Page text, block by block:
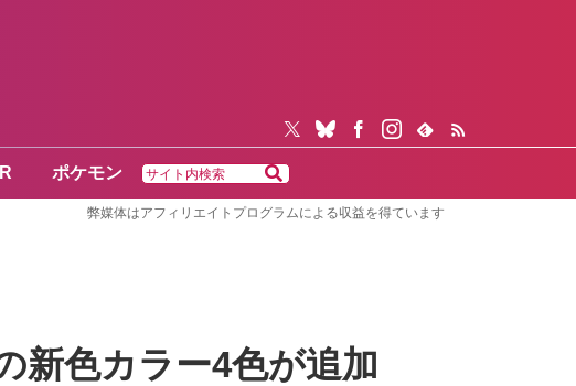
ポケモン
弊媒体はアフィリエイトプログラムによる収益を得ています
新色カラー4色が追加